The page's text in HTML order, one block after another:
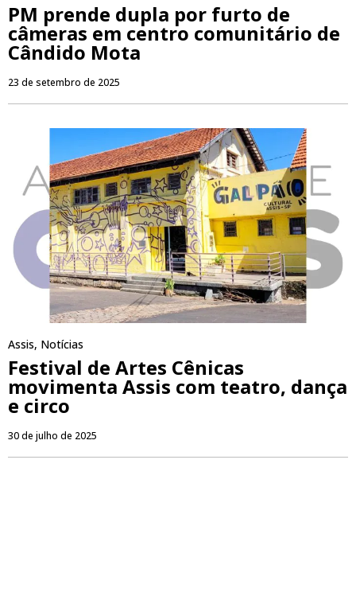
PM prende dupla por furto de
câmeras em centro comunitário de
Cândido Mota
23 de setembro de 2025
Assis, Notícias
Festival de Artes Cênicas
movimenta Assis com teatro, dança
e circo
30 de julho de 2025